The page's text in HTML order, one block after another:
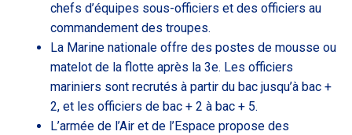
chefs d’équipes sous-officiers et des officiers au
commandement des troupes.
La Marine nationale offre des postes de mousse ou
matelot de la flotte après la 3e. Les officiers
mariniers sont recrutés à partir du bac jusqu’à bac +
2, et les officiers de bac + 2 à bac + 5.
L’armée de l’Air et de l’Espace propose des